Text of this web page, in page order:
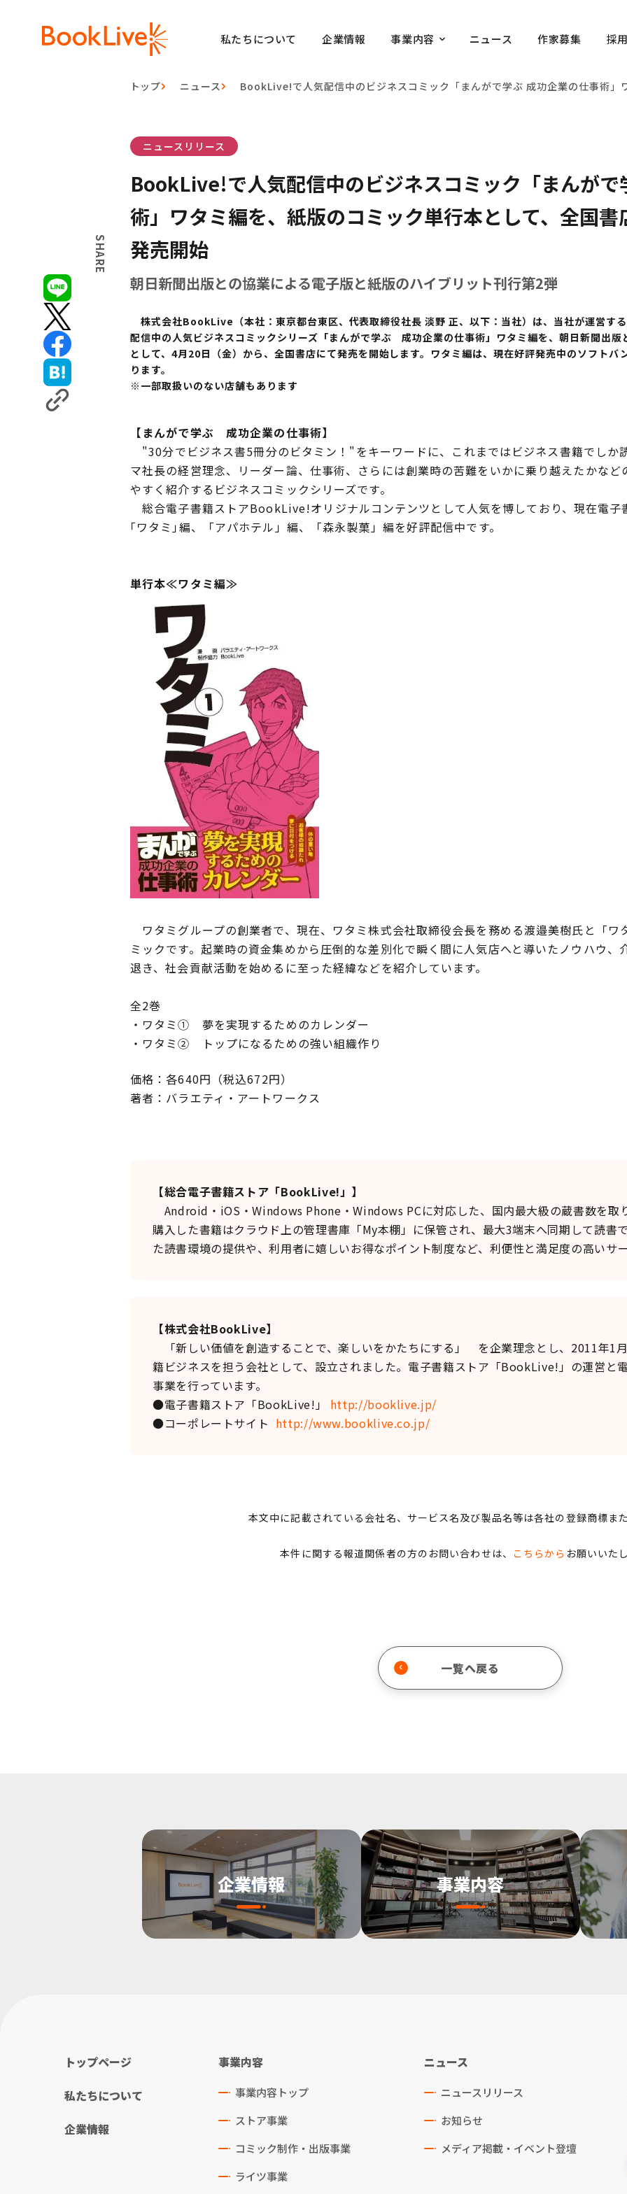
私たちについて 企業情報 事業内容 ニュース 作家募集 採
トップ ニュース BookLive!で人気配信中のビジネスコミック「まんがで学ぶ 成功企業の仕事術
SHARE
ニュースリリース
BookLive!で人気配信中のビジネスコミック「まんがで
術」ワタミ編を、紙版のコミック単行本として、全国
発売開始
朝日新聞出版との協業による電子版と紙版のハイブリット刊行第2弾
株式会社BookLive（本社：東京都台東区、代表取締役社長 淡野 正、以下：当社）は、当社が運営す
配信中の人気ビジネスコミックシリーズ「まんがで学ぶ 成功企業の仕事術」ワタミ編を、朝日新聞出版
として、4月20日（金）から、全国書店にて発売を開始します。ワタミ編は、現在好評発売中のソフトバ
ります。
※一部取扱いのない店舗もあります
【まんがで学ぶ 成功企業の仕事術】
"30分でビジネス書5冊分のビタミン！"をキーワードに、これまではビジネス書籍でしか
マ社長の経営理念、リーダー論、仕事術、さらには創業時の苦難をいかに乗り越えたかなど
やすく紹介するビジネスコミックシリーズです。
総合電子書籍ストアBookLive!オリジナルコンテンツとして人気を博しており、現在電子
｢ワタミ｣編、「アパホテル」編、「森永製菓」編を好評配信中です。
単行本≪ワタミ編≫
ワタミグループの創業者で、現在、ワタミ株式会社取締役会長を務める渡邉美樹氏と「ワ
ミックです。起業時の資金集めから圧倒的な差別化で瞬く間に人気店へと導いたノウハウ、
退き、社会貢献活動を始めるに至った経緯などを紹介しています。
全2巻
・ワタミ① 夢を実現するためのカレンダー
・ワタミ② トップになるための強い組織作り
価格：各640円（税込672円）
著者：バラエティ・アートワークス
【総合電子書籍ストア「BookLive!」】
Android・iOS・Windows Phone・Windows PCに対応した、国内最大級の蔵書数を取
購入した書籍はクラウド上の管理書庫「My本棚」に保管され、最大3端末へ同期して読書
た読書環境の提供や、利用者に嬉しいお得なポイント制度など、利便性と満足度の高いサ
【株式会社BookLive】
「新しい価値を創造することで、楽しいをかたちにする」 を企業理念とし、2011年1
籍ビジネスを担う会社として、設立されました。電子書籍ストア「BookLive!」の運営と
事業を行っています。
●電子書籍ストア「BookLive!」 http://booklive.jp/
●コーポレートサイト http://www.booklive.co.jp/
本文中に記載されている会社名、サービス名及び製品名等は各社の登録商標また
本件に関する報道関係者の方のお問い合わせは、 こちらから お願いいた
一覧へ戻る
企業情報 事業内容
トップページ
私たちについて
企業情報
事業内容
事業内容トップ
ストア事業
コミック制作・出版事業
ライツ事業
ニュース
ニュースリリース
お知らせ
メディア掲載・イベント登壇